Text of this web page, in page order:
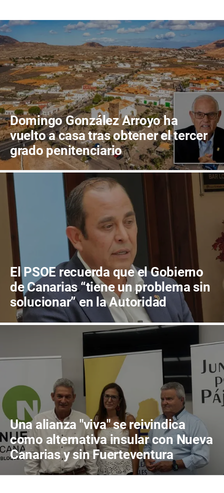
Domingo González Arroyo ha
vuelto a casa tras obtener el tercer
grado penitenciario
El PSOE recuerda que el Gobierno
de Canarias “tiene un problema sin
solucionar” en la Autoridad
Portuaria de Las Palmas
Una alianza "viva" se reivindica
como alternativa insular con Nueva
Canarias y sin Fuerteventura
Avanza